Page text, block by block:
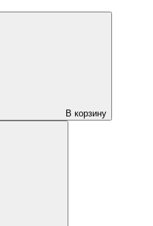
В корзину